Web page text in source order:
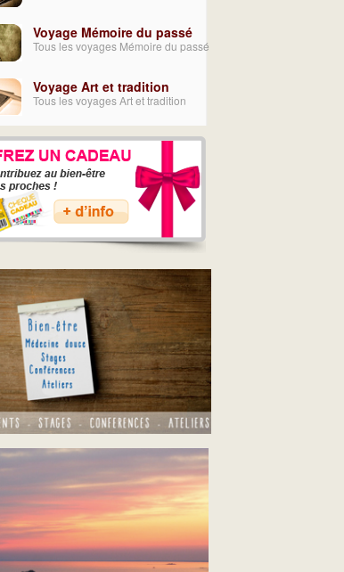
Voyage Mémoire du passé
Tous les voyages Mémoire du passé
Voyage Art et tradition
Tous les voyages Art et tradition